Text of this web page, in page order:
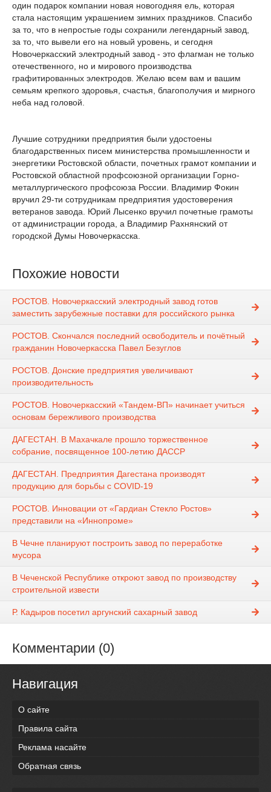
один подарок компании новая новогодняя ель, которая
стала настоящим украшением зимних праздников. Спасибо
за то, что в непростые годы сохранили легендарный завод,
за то, что вывели его на новый уровень, и сегодня
Новочеркасский электродный завод - это флагман не только
отечественного, но и мирового производства
графитированных электродов. Желаю всем вам и вашим
семьям крепкого здоровья, счастья, благополучия и мирного
неба над головой.
Лучшие сотрудники предприятия были удостоены
благодарственных писем министерства промышленности и
энергетики Ростовской области, почетных грамот компании и
Ростовской областной профсоюзной организации Горно-
металлургического профсоюза России. Владимир Фокин
вручил 29-ти сотрудникам предприятия удостоверения
ветеранов завода. Юрий Лысенко вручил почетные грамоты
от администрации города, а Владимир Рахнянский от
городской Думы Новочеркасска.
Похожие новости
РОСТОВ. Новочеркасский электродный завод готов
заместить зарубежные поставки для российского рынка
РОСТОВ. Скончался последний освободитель и почётный
гражданин Новочеркасска Павел Безуглов
РОСТОВ. Донские предприятия увеличивают
производительность
РОСТОВ. Новочеркасский «Тандем-ВП» начинает учиться
основам бережливого производства
ДАГЕСТАН. В Махачкале прошло торжественное
собрание, посвященное 100-летию ДАССР
ДАГЕСТАН. Предприятия Дагестана производят
продукцию для борьбы с COVID-19
РОСТОВ. Инновации от «Гардиан Стекло Ростов»
представили на «Иннопроме»
В Чечне планируют построить завод по переработке
мусора
В Чеченской Республике откроют завод по производству
строительной извести
Р. Кадыров посетил аргунский сахарный завод
Комментарии (0)
Навигация
О сайте
Правила сайта
Реклама насайте
Обратная связь